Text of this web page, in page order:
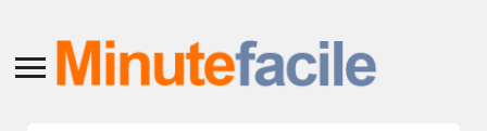
Toggle